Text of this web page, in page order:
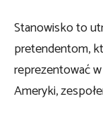
Stanowisko to
pretendentom,
reprezentować
Ameryki,